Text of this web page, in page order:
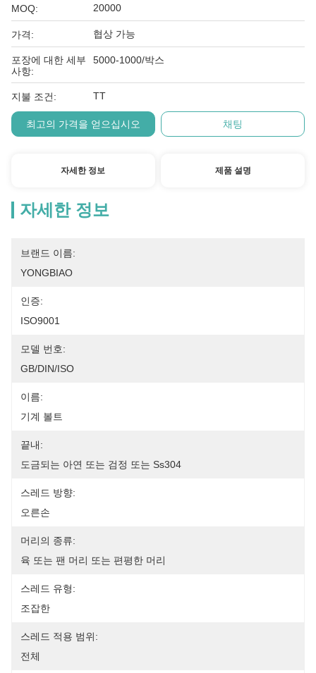
MOQ: 20000
가격: 협상 가능
포장에 대한 세부
사항:
5000-1000/박스
지불 조건: TT
최고의 가격을 얻으십시오 채팅
자세한 정보 제품 설명
자세한 정보
브랜드 이름:
YONGBIAO
인증:
ISO9001
모델 번호:
GB/DIN/ISO
이름:
기계 볼트
끝내:
도금되는 아연 또는 검정 또는 Ss304
스레드 방향:
오른손
머리의 종류:
육 또는 팬 머리 또는 편평한 머리
스레드 유형:
조잡한
스레드 적용 범위:
전체